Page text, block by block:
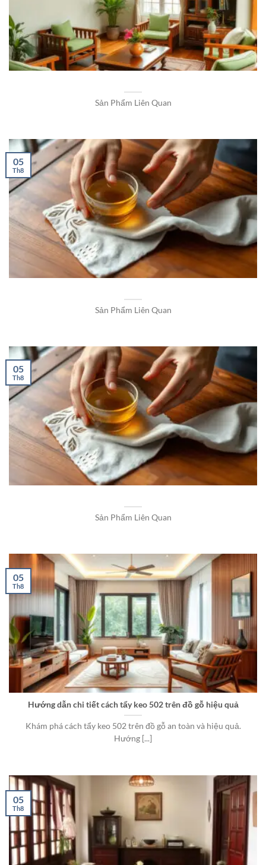
Sản Phẩm Liên Quan
Sản Phẩm Liên Quan
05
Th8
Sản Phẩm Liên Quan
05
Th8
Hướng dẫn chi tiết cách tẩy keo 502 trên đồ gỗ hiệu quả
Khám phá cách tẩy keo 502 trên đồ gỗ an toàn và hiệu quả.
Hướng [...]
05
Th8
05
Th8